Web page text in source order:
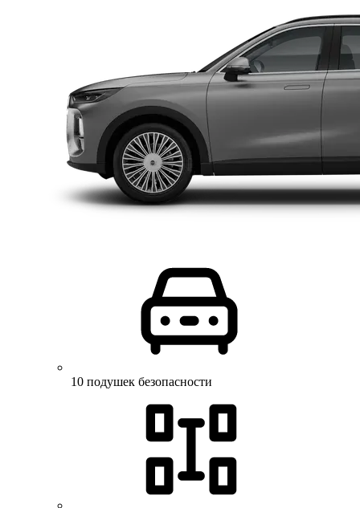
10 подушек безопасности